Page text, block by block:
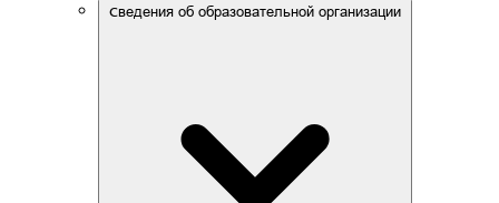
Сведения об образовательной организации